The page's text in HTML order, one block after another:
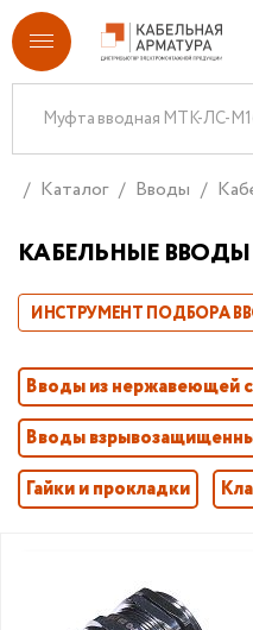
Каталог Вводы
КАБЕЛЬНЫЕ
ИНСТРУМЕНТ ПОДБОРА
Вводы из нержавеющей
Вводы
Гайки и прокладки